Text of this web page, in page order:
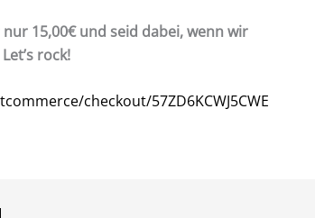
15,00€ und seid dabei, wenn wir
rock!
checkout/57ZD6KCWJ5CWE